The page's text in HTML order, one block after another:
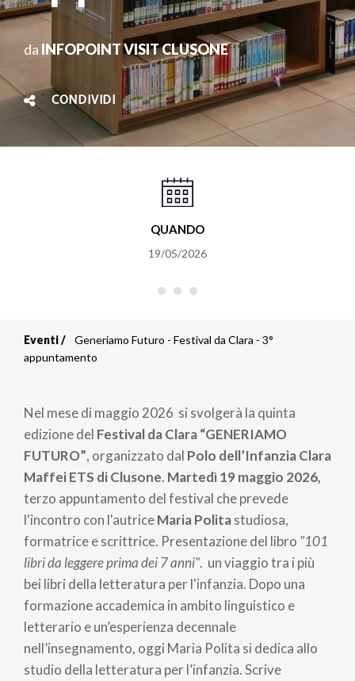
da INFOPOINT VISIT CLUSONE
CONDIVIDI
QUANDO
19/05/2026
Briciole
pane
Eventi
Generiamo Futuro - Festival da Clara - 3°
appuntamento
Nel mese di maggio 2026 si svolgerà la quinta
edizione del Festival da Clara “GENERIAMO
FUTURO”, organizzato dal Polo dell’Infanzia Clara
Maffei ETS di Clusone. Martedì 19 maggio 2026,
terzo appuntamento del festival che prevede
l'incontro con l'autriceMaria Politastudiosa,
formatrice e scrittrice. Presentazione del libro "101
libri da leggere prima dei 7 anni". un viaggio tra i più
bei libri della letteratura per l'infanzia. Dopo una
formazione accademica in ambito linguistico e
letterario e un’esperienza decennale
nell’insegnamento, oggi Maria Polita si dedica allo
studio della letteratura per l’infanzia. Scrive